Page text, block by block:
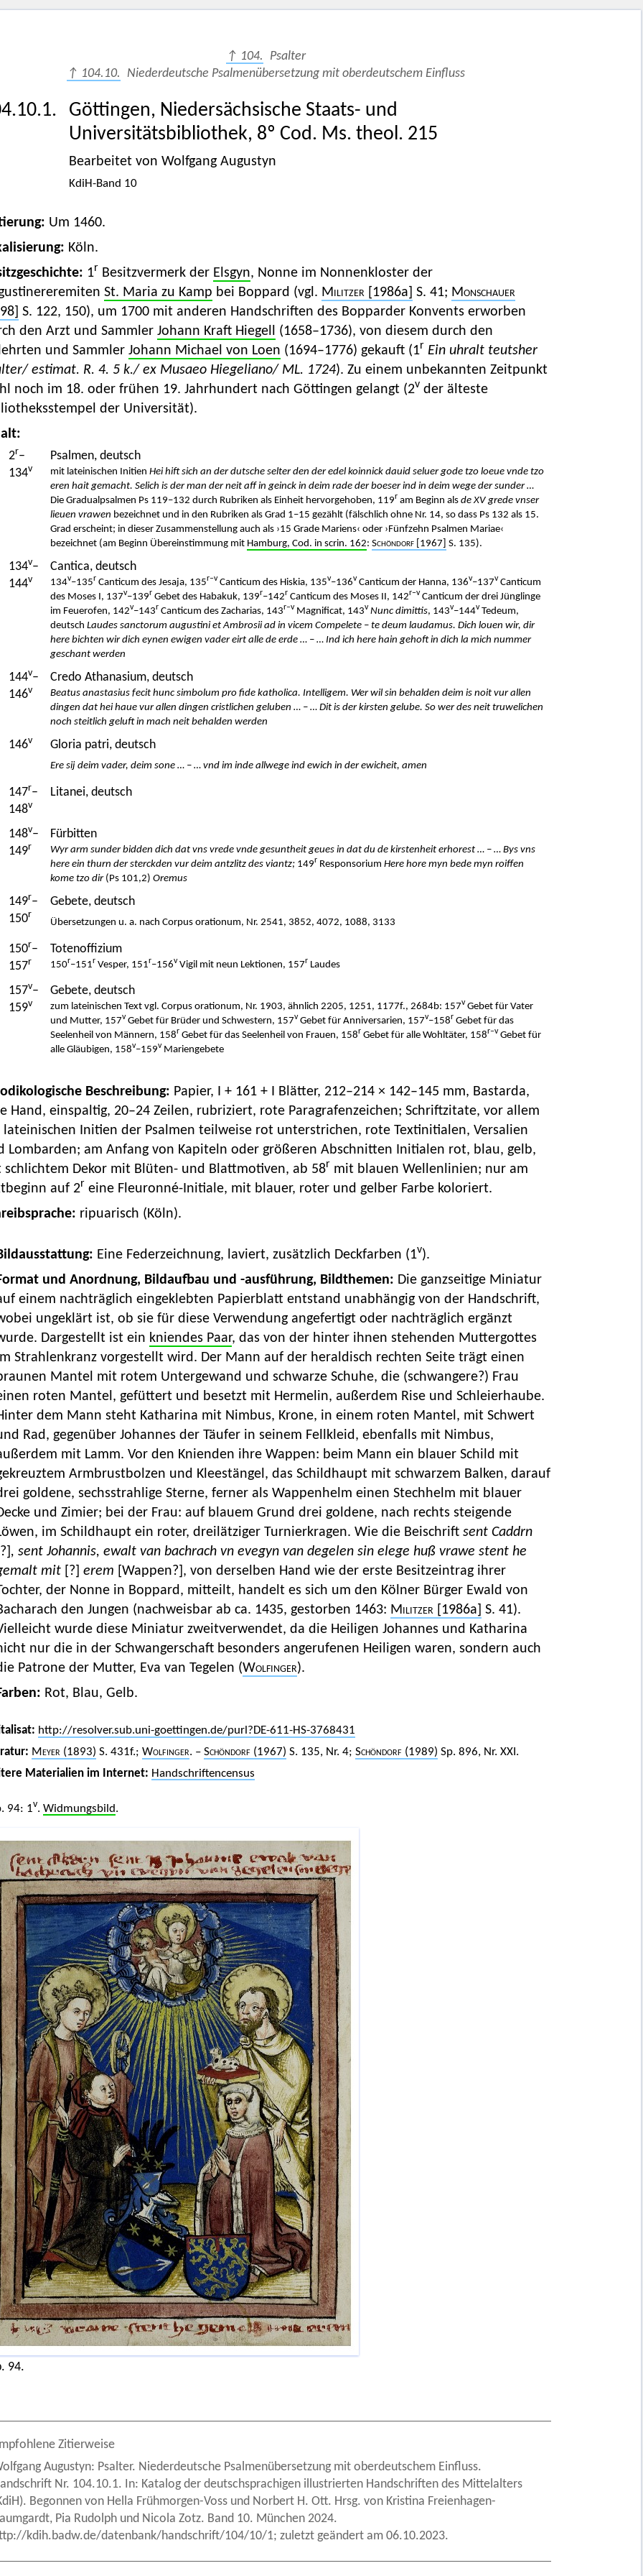
↑ 104.
Psalter
↑ 104.10.
Niederdeutsche Psalmenübersetzung mit oberdeutschem Einfluss
Göttingen, Niedersächsische Staats- und
Universitätsbibliothek, 8º Cod. Ms. theol. 215
Bearbeitet von Wolfgang Augustyn
KdiH-Band 10
Um 1460.
Köln.
1r Besitzvermerk der Elsgyn, Nonne im Nonnenkloster der
St. Maria zu Kamp bei Boppard (vgl. Militzer[1986a] S. 41; Monschauer
S. 122, 150), um 1700 mit anderen Handschriften des Bopparder Konvents erworben
den Arzt und Sammler Johann Kraft Hiegell (1658–1736), von diesem durch den
und Sammler Johann Michael von Loen (1694–1776) gekauft (1r Ein uhralt teutsher
estimat. R. 4. 5 k./ ex Musaeo Hiegeliano/ ML. 1724). Zu einem unbekannten Zeitpunkt
noch im 18. oder frühen 19. Jahrhundert nach Göttingen gelangt (2v der älteste
der Universität).
2r–
134v
Psalmen, deutsch
mit lateinischen Initien Hei hift sich an der dutsche selter den der edel koinnick dauid seluer gode tzo loeue vnde tzo
eren hait gemacht. Selich is der man der neit aff in geinck in deim rade der boeser ind in deim wege der sunder …
Die Gradualpsalmen Ps 119–132 durch Rubriken als Einheit hervorgehoben, 119r am Beginn als de XV grede vnser
lieuen vrawen bezeichnet und in den Rubriken als Grad 1–15 gezählt (fälschlich ohne Nr. 14, so dass Ps 132 als 15.
Grad erscheint; in dieser Zusammenstellung auch als ›15 Grade Mariens‹ oder ›Fünfzehn Psalmen Mariae‹
bezeichnet (am Beginn Übereinstimmung mit Hamburg, Cod. in scrin. 162: Schöndorf[1967] S. 135).
134v–
144v
Cantica, deutsch
134v–135r Canticum des Jesaja, 135r–v Canticum des Hiskia, 135v–136v Canticum der Hanna, 136v–137v Canticum
des Moses I, 137v–139r Gebet des Habakuk, 139r–142r Canticum des Moses II, 142r–v Canticum der drei Jünglinge
im Feuerofen, 142v–143r Canticum des Zacharias, 143r–v Magnificat, 143v Nunc dimittis, 143v–144v Tedeum,
deutsch Laudes sanctorum augustini et Ambrosii ad in vicem Compelete – te deum laudamus. Dich louen wir, dir
here bichten wir dich eynen ewigen vader eirt alle de erde … – … Ind ich here hain gehoft in dich la mich nummer
geschant werden
144v–
146v
Credo Athanasium, deutsch
Beatus anastasius fecit hunc simbolum pro fide katholica. Intelligem. Wer wil sin behalden deim is noit vur allen
dingen dat hei haue vur allen dingen cristlichen geluben … – … Dit is der kirsten gelube. So wer des neit truwelichen
noch steitlich geluft in mach neit behalden werden
146v Gloria patri, deutsch
Ere sij deim vader, deim sone … – … vnd im inde allwege ind ewich in der ewicheit, amen
147r–
148v
Litanei, deutsch
148v–
149r
Fürbitten
Wyr arm sunder bidden dich dat vns vrede vnde gesuntheit geues in dat du de kirstenheit erhorest … – … Bys vns
here ein thurn der sterckden vur deim antzlitz des viantz;149r Responsorium Here hore myn bede myn roiffen
kome tzo dir(Ps 101,2) Oremus
149r–
150r
Gebete, deutsch
Übersetzungen u. a. nach Corpus orationum, Nr. 2541, 3852, 4072, 1088, 3133
150r–
157r
Totenoffizium
150r–151r Vesper, 151r–156v Vigil mit neun Lektionen, 157r Laudes
157v–
159v
Gebete, deutsch
zum lateinischen Text vgl. Corpus orationum, Nr. 1903, ähnlich 2205, 1251, 1177f., 2684b: 157v Gebet für Vater
und Mutter, 157v Gebet für Brüder und Schwestern, 157v Gebet für Anniversarien, 157v–158r Gebet für das
Seelenheil von Männern, 158r Gebet für das Seelenheil von Frauen, 158r Gebet für alle Wohltäter, 158r–v Gebet für
alle Gläubigen, 158v–159v Mariengebete
Beschreibung: Papier, I + 161 + I Blätter, 212–214 × 142–145 mm, Bastarda,
Hand, einspaltig, 20–24 Zeilen, rubriziert, rote Paragrafenzeichen; Schriftzitate, vor allem
lateinischen Initien der Psalmen teilweise rot unterstrichen, rote Textinitialen, Versalien
Lombarden; am Anfang von Kapiteln oder größeren Abschnitten Initialen rot, blau, gelb,
schlichtem Dekor mit Blüten- und Blattmotiven, ab 58r mit blauen Wellenlinien; nur am
auf 2r eine Fleuronné-Initiale, mit blauer, roter und gelber Farbe koloriert.
ripuarisch (Köln).
Eine Federzeichnung, laviert, zusätzlich Deckfarben (1v).
und Anordnung, Bildaufbau und -ausführung, Bildthemen: Die ganzseitige Miniatur
einem nachträglich eingeklebten Papierblatt entstand unabhängig von der Handschrift,
ungeklärt ist, ob sie für diese Verwendung angefertigt oder nachträglich ergänzt
Dargestellt ist ein kniendes Paar, das von der hinter ihnen stehenden Muttergottes
Strahlenkranz vorgestellt wird. Der Mann auf der heraldisch rechten Seite trägt einen
Mantel mit rotem Untergewand und schwarze Schuhe, die (schwangere?) Frau
roten Mantel, gefüttert und besetzt mit Hermelin, außerdem Rise und Schleierhaube.
dem Mann steht Katharina mit Nimbus, Krone, in einem roten Mantel, mit Schwert
Rad, gegenüber Johannes der Täufer in seinem Fellkleid, ebenfalls mit Nimbus,
mit Lamm. Vor den Knienden ihre Wappen: beim Mann ein blauer Schild mit
Armbrustbolzen und Kleestängel, das Schildhaupt mit schwarzem Balken, darauf
goldene, sechsstrahlige Sterne, ferner als Wappenhelm einen Stechhelm mit blauer
und Zimier; bei der Frau: auf blauem Grund drei goldene, nach rechts steigende
im Schildhaupt ein roter, dreilätziger Turnierkragen. Wie die Beischrift sent Caddrn
[?] , sent Johannis, ewalt van bachrach vn evegyn van degelen sin elege huß vrawe stent he
mit[?] erem [Wappen?], von derselben Hand wie der erste Besitzeintrag ihrer
der Nonne in Boppard, mitteilt, handelt es sich um den Kölner Bürger Ewald von
den Jungen (nachweisbar ab ca. 1435, gestorben 1463: Militzer[1986a] S. 41).
wurde diese Miniatur zweitverwendet, da die Heiligen Johannes und Katharina
nur die in der Schwangerschaft besonders angerufenen Heiligen waren, sondern auch
Patrone der Mutter, Eva van Tegelen (Wolfinger).
Rot, Blau, Gelb.
http://resolver.sub.uni-goettingen.de/purl?DE-611-HS-3768431
Meyer (1893) S. 431f.; Wolfinger. – Schöndorf(1967) S. 135, Nr. 4; Schöndorf(1989) Sp. 896, Nr. XXI.
Materialien im Internet: Handschriftencensus
94: 1v. Widmungsbild.
94.
Zitierweise
Augustyn: Psalter. Niederdeutsche Psalmenübersetzung mit oberdeutschem Einfluss.
Nr. 104.10.1. In: Katalog der deutschsprachigen illustrierten Handschriften des Mittelalters
Begonnen von Hella Frühmorgen-Voss und Norbert H. Ott. Hrsg. von Kristina Freienhagen-
Pia Rudolph und Nicola Zotz. Band 10. München 2024.
kdih.badw.de/datenbank/handschrift/104/10/1; zuletzt geändert am 06.10.2023.